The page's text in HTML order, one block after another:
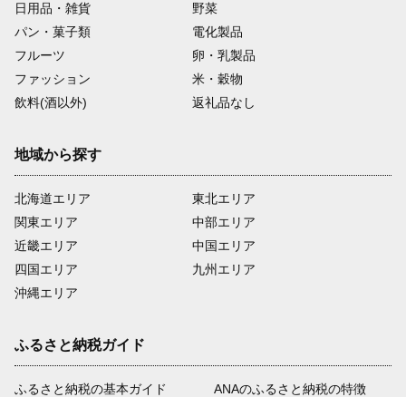
日用品・雑貨
野菜
パン・菓子類
電化製品
フルーツ
卵・乳製品
ファッション
米・穀物
飲料(酒以外)
返礼品なし
地域から探す
北海道エリア
関東エリア
近畿エリア
四国エリア
沖縄エリア
東北エリア
中部エリア
中国エリア
九州エリア
ふるさと納税ガイド
ふるさと納税の基本ガイド
ANAのふるさと納税の特徴